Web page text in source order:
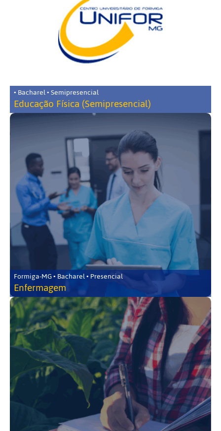
• Bacharel • Semipresencial
Educação Física (Semipresencial)
Formiga-MG • Bacharel • Presencial
Enfermagem